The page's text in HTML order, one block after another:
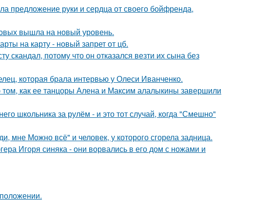
предложение руки и сердца от своего бойфренда,
вышла на новый уровень.
на карту - новый запрет от цб.
скандал, потому что он отказался везти их сына без
которая брала интервью у Олеси Иванченко.
как ее танцоры Алена и Максим алалыкины завершили
школьника за рулём - и это тот случай, когда "Смешно"
мне Можно всё" и человек, у которого сгорела задница.
Игоря синяка - они ворвались в его дом с ножами и